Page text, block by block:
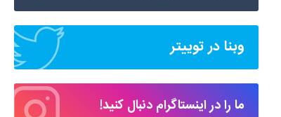
وبنا در توییتر
ما را در اینستاگرام دنبال کنید!